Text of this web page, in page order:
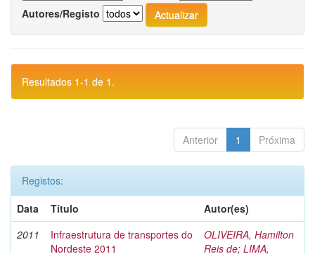
Autores/Registo
Resultados 1-1 de 1.
Anterior 1 Próxima
Registos:
Data
Título
Autor(es)
2011
Infraestrutura de transportes do
Nordeste 2011
OLIVEIRA, Hamilton
Reis de; LIMA,